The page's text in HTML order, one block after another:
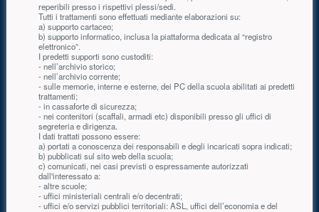
reperibili presso i rispettivi plessi/sedi.
Tutti i trattamenti sono effettuati mediante elaborazioni su:
a) supporto cartaceo;
b) supporto informatico, inclusa la piattaforma dedicata al “registro
elettronico”.
I predetti supporti sono custoditi:
- nell’archivio storico;
- nell’archivio corrente;
- sulle memorie, interne e esterne, dei PC della scuola abilitati ai predetti
trattamenti;
- in cassaforte di sicurezza;
- nei contenitori (scaffali, armadi etc) disponibili presso gli uffici di
segreteria e dirigenza.
I dati trattati possono essere:
a) portati a conoscenza dei responsabili e degli incaricati sopra indicati;
b) pubblicati sul sito web della scuola;
c) comunicati, nei casi previsti o espressamente autorizzati
dall'interessato a:
- altre scuole;
- uffici ministeriali centrali e/o decentrati;
- uffici e/o servizi pubblici territoriali: ASL, uffici dell’economia e del